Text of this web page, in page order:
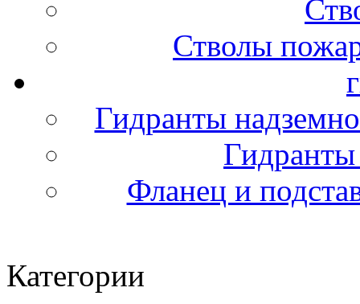
Стволы
Гидранты
Фланец и
Категории